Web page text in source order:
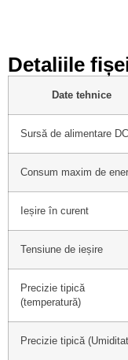
Detaliile
Date tehnice
Sursă de alimentare DC
Consum maxim de
Ieșire în curent
Tensiune de ieșire
Precizie tipică
(temperatură)
Precizie tipică